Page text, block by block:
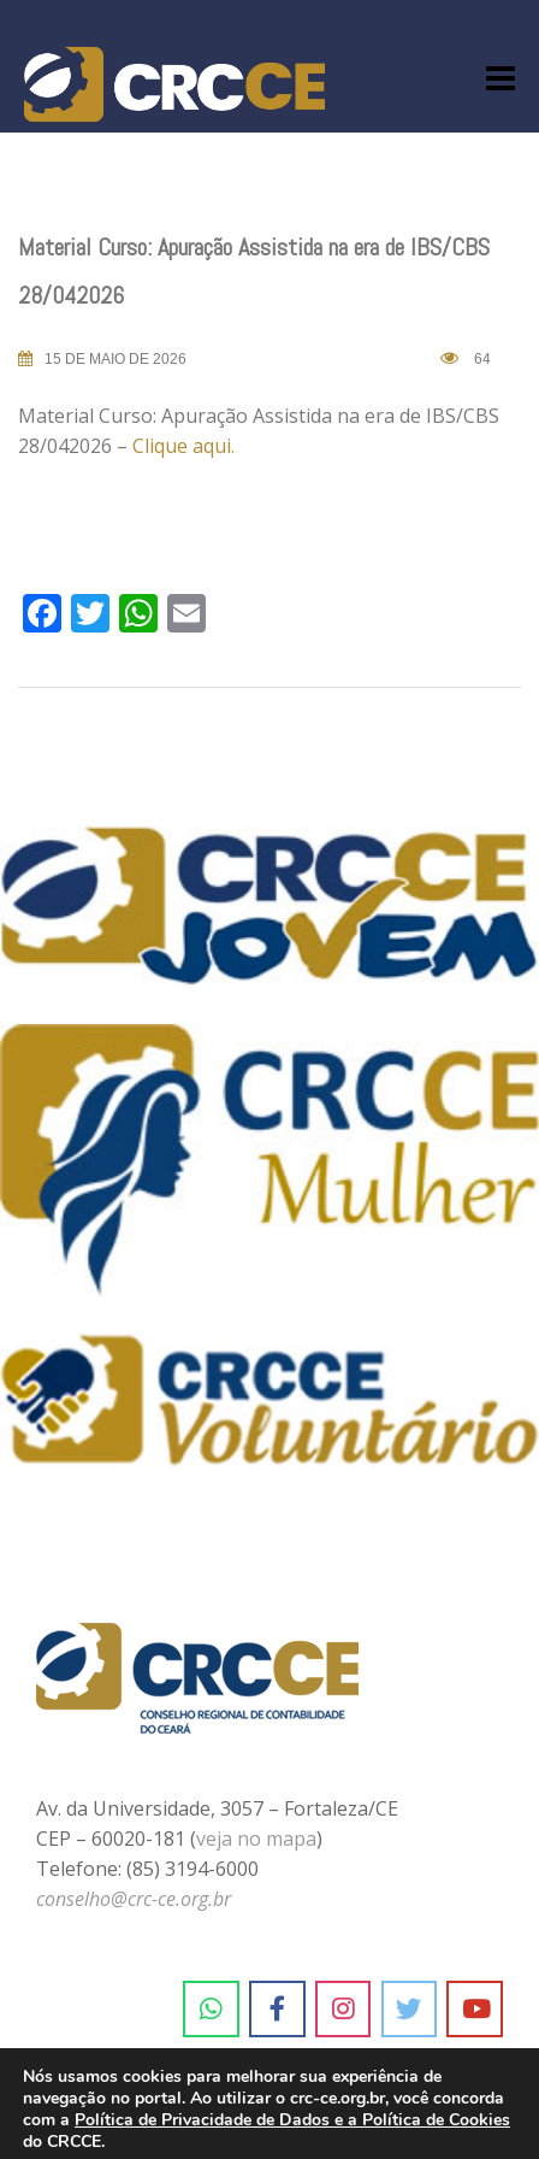
content
Material Curso: Apuração Assistida na era de IBS/CBS
28/042026
15 DE MAIO DE 2026 64
Material Curso: Apuração Assistida na era de IBS/CBS
28/042026 – Clique aqui.
Facebook
TwitterWhatsApp
Av. da Universidade, 3057 – Fortaleza/CE
CEP – 60020-181 (veja no mapa)
Telefone: (85) 3194-6000
conselho@crc-ce.org.br
Nós usamos cookies para melhorar sua experiência de
navegação no portal. Ao utilizar o crc-ce.org.br, você concorda
com a Política de Privacidade de Dados e a Política de Cookies
do CRCCE.